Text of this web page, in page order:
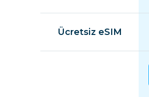
Ücretsiz eSIM